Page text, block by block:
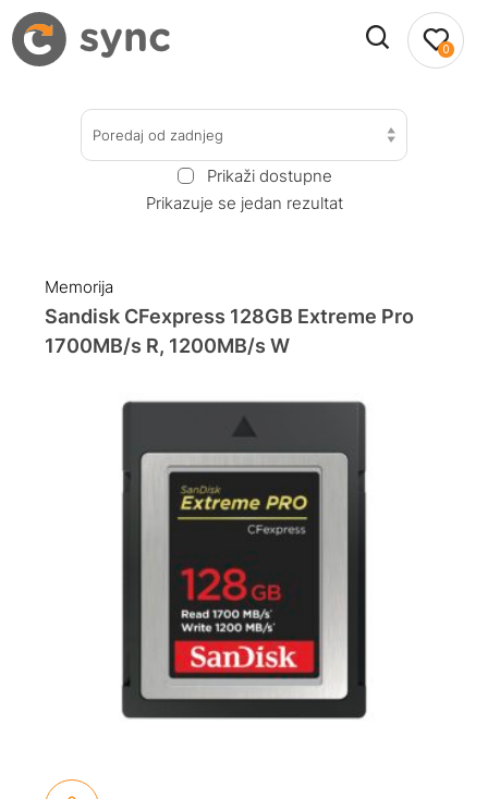
0
Poredaj od zadnjeg
Prikaži dostupne
Prikazuje se jedan rezultat
Memorija
Sandisk CFexpress 128GB Extreme Pro
1700MB/s R, 1200MB/s W